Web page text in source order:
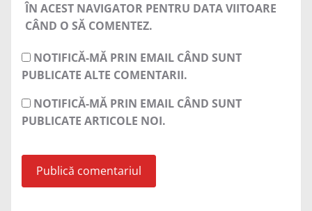
ÎN ACEST NAVIGATOR PENTRU DATA VIITOARE
CÂND O SĂ COMENTEZ.
NOTIFICĂ-MĂ PRIN EMAIL CÂND SUNT
PUBLICATE ALTE COMENTARII.
NOTIFICĂ-MĂ PRIN EMAIL CÂND SUNT
PUBLICATE ARTICOLE NOI.